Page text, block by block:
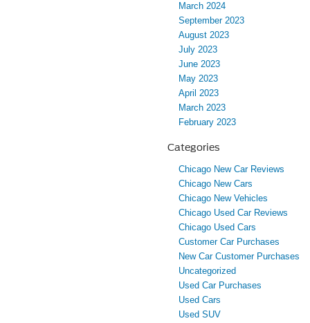
March 2024
September 2023
August 2023
July 2023
June 2023
May 2023
April 2023
March 2023
February 2023
Categories
Chicago New Car Reviews
Chicago New Cars
Chicago New Vehicles
Chicago Used Car Reviews
Chicago Used Cars
Customer Car Purchases
New Car Customer Purchases
Uncategorized
Used Car Purchases
Used Cars
Used SUV